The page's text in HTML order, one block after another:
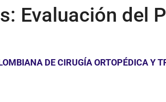
Evaluación del
DE CIRUGÍA ORTOPÉDICA Y